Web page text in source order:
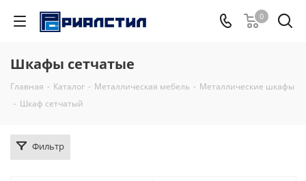
0
Шкафы сетчатые
Главная - Каталог - Металлическая мебель - Металлические шкафы
- Шкаф сетчатый
Фильтр